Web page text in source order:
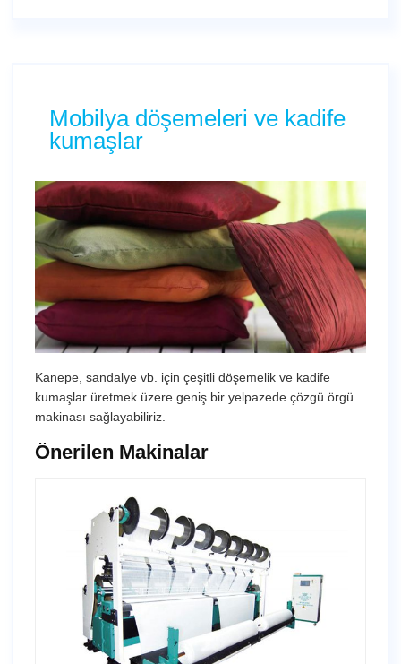
Mobilya döşemeleri ve kadife
kumaşlar
Kanepe, sandalye vb. için çeşitli döşemelik ve kadife
kumaşlar üretmek üzere geniş bir yelpazede çözgü örgü
makinası sağlayabiliriz.
Önerilen Makinalar